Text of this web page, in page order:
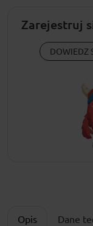
Zarejestruj
DOWIEDZ
Opis Dane